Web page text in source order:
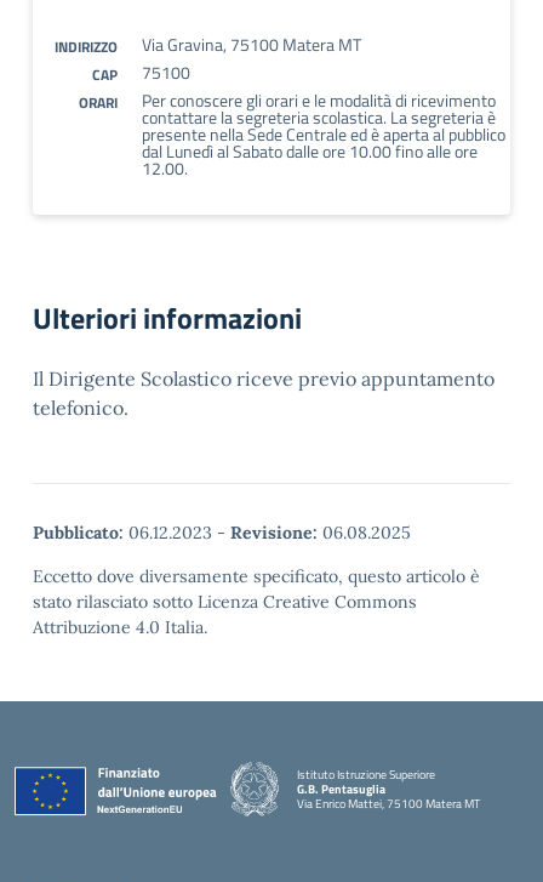
INDIRIZZO Via Gravina, 75100 Matera MT
CAP 75100
ORARI Per conoscere gli orari e le modalità di ricevimento
contattare la segreteria scolastica. La segreteria è
presente nella Sede Centrale ed è aperta al pubblico
dal Lunedì al Sabato dalle ore 10.00 fino alle ore
12.00.
Ulteriori informazioni
Il Dirigente Scolastico riceve previo appuntamento
telefonico.
Pubblicato: 06.12.2023 - Revisione: 06.08.2025
Eccetto dove diversamente specificato, questo articolo è
stato rilasciato sotto Licenza Creative Commons
Attribuzione 4.0 Italia.
Istituto Istruzione Superiore
G.B. Pentasuglia
Via Enrico Mattei, 75100 Matera MT